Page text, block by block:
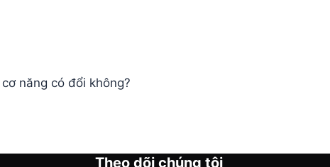
năng có đổi không?
Theo dõi chúng tôi